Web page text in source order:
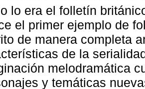
lo era el folletín
el primer ejemplo de
de manera completa
de la
melodramática
y temáticas